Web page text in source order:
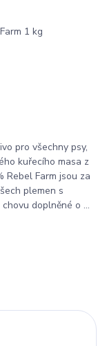
pro všechny psy,
kuřecího masa z
Rebel Farm jsou za
plemen s
doplněné o ...